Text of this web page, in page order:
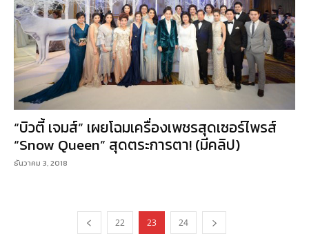
“บิวตี้ เจมส์” เผยโฉมเครื่องเพชรสุดเซอร์ไพรส์
“Snow Queen” สุดตระการตา! (มีคลิป)
ธันวาคม 3, 2018
22 23 24